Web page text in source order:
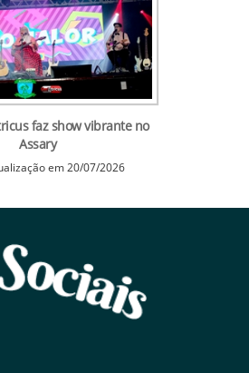
faz show vibrante no
Assary
em 20/07/2026